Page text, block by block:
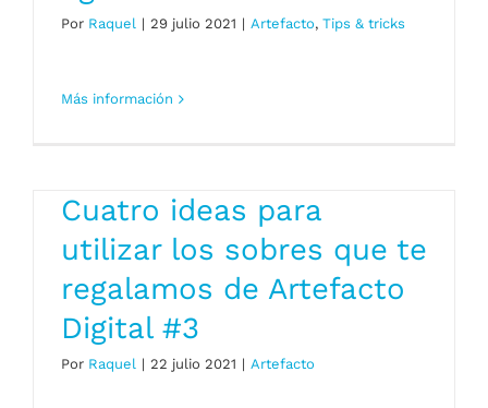
Por Raquel | 29 julio 2021 | Artefacto, Tips & tricks
Más información
Cuatro ideas para
utilizar los sobres que te
regalamos de Artefacto
Digital #3
Por Raquel | 22 julio 2021 | Artefacto